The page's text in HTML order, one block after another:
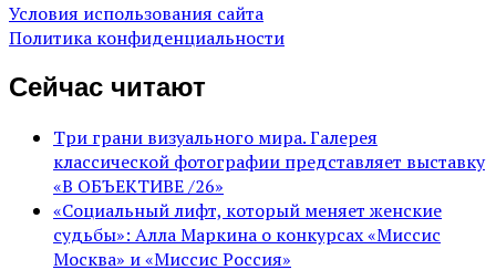
Условия использования сайта
Политика конфиденциальности
Сейчас читают
Три грани визуального мира. Галерея
классической фотографии представляет выставку
«В ОБЪЕКТИВЕ /26»
«Социальный лифт, который меняет женские
судьбы»: Алла Маркина о конкурсах «Миссис
Москва» и «Миссис Россия»